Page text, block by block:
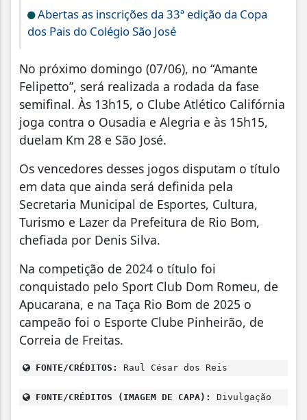
Abertas as inscrições da 33ª edição da Copa
dos Pais do Colégio São José
No próximo domingo (07/06), no “Amante
Felipetto”, será realizada a rodada da fase
semifinal. Às 13h15, o Clube Atlético Califórnia
joga contra o Ousadia e Alegria e às 15h15,
duelam Km 28 e São José.
Os vencedores desses jogos disputam o título
em data que ainda será definida pela
Secretaria Municipal de Esportes, Cultura,
Turismo e Lazer da Prefeitura de Rio Bom,
chefiada por Denis Silva.
Na competição de 2024 o título foi
conquistado pelo Sport Club Dom Romeu, de
Apucarana, e na Taça Rio Bom de 2025 o
campeão foi o Esporte Clube Pinheirão, de
Correia de Freitas.
FONTE/CRÉDITOS: Raul César dos Reis
FONTE/CRÉDITOS (IMAGEM DE CAPA): Divulgação